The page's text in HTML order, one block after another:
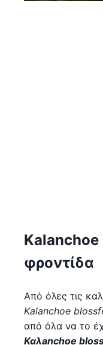
φροντίδα
Από όλες τις
Kalanchoe
από όλα να το
Καλanchoe